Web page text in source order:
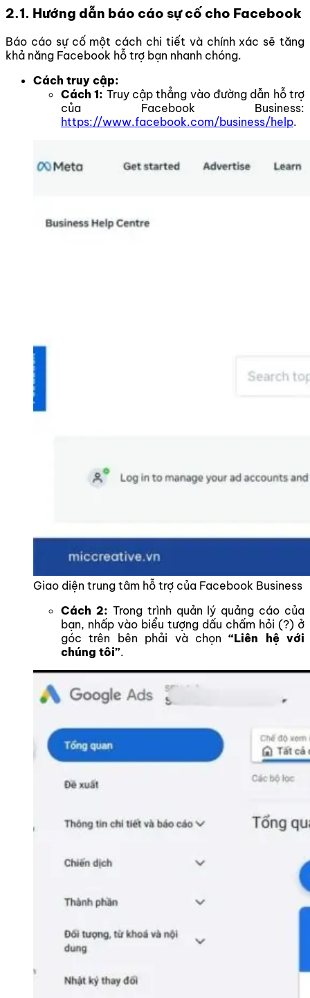
2.1. Hướng dẫn báo cáo sự cố cho Facebook
Báo cáo sự cố một cách chi tiết và chính xác sẽ tăng
khả năng Facebook hỗ trợ bạn nhanh chóng.
Cách truy cập:
Cách 1: Truy cập thẳng vào đường dẫn hỗ trợ
của Facebook Business:
https://www.facebook.com/business/help.
Giao diện trung tâm hỗ trợ của Facebook Business
Cách 2: Trong trình quản lý quảng cáo của
bạn, nhấp vào biểu tượng dấu chấm hỏi (?) ở
góc trên bên phải và chọn“Liên hệ với
chúng tôi”.